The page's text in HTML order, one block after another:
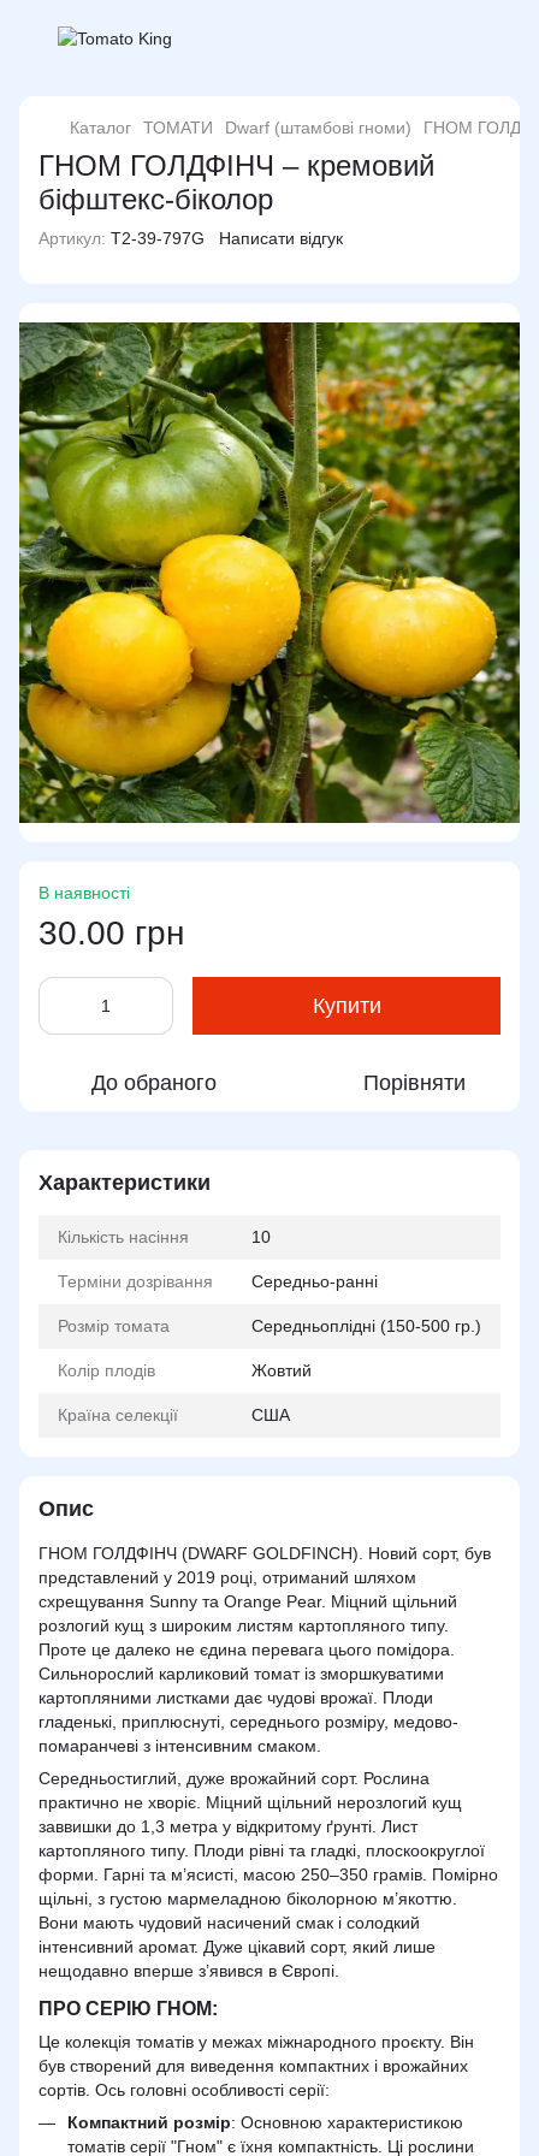
Каталог ТОМАТИ Dwarf (штамбові гноми) ГНОМ
ГНОМ ГОЛДФІНЧ – кремовий
біфштекс-біколор
Артикул: T2-39-797G Написати відгук
В наявності
30.00 грн
Купити
До обраного Порівняти
Характеристики
Кількість насіння 10
Терміни дозрівання Середньо-ранні
Розмір томата Середньоплідні (150-500 гр.)
Колір плодів Жовтий
Країна селекції США
Опис
ГНОМ ГОЛДФІНЧ (DWARF GOLDFINCH). Новий сорт, був
представлений у 2019 році, отриманий шляхом
схрещування Sunny та Orange Pear. Міцний щільний
розлогий кущ з широким листям картопляного типу.
Проте це далеко не єдина перевага цього помідора.
Сильнорослий карликовий томат із зморшкуватими
картопляними листками дає чудові врожаї. Плоди
гладенькі, приплюснуті, середнього розміру, медово-
помаранчеві з інтенсивним смаком.
Середньостиглий, дуже врожайний сорт. Рослина
практично не хворіє. Міцний щільний нерозлогий кущ
заввишки до 1,3 метра у відкритому ґрунті. Лист
картопляного типу. Плоди рівні та гладкі, плоскоокруглої
форми. Гарні та м’ясисті, масою 250–350 грамів. Помірно
щільні, з густою мармеладною біколорною м’якоттю.
Вони мають чудовий насичений смак і солодкий
інтенсивний аромат. Дуже цікавий сорт, який лише
нещодавно вперше з’явився в Європі.
ПРО СЕРІЮ ГНОМ:
Це колекція томатів у межах міжнародного проєкту. Він
був створений для виведення компактних і врожайних
сортів. Ось головні особливості серії:
Компактний розмір: Основною характеристикою
томатів серії "Гном" є їхня компактність. Ці рослини